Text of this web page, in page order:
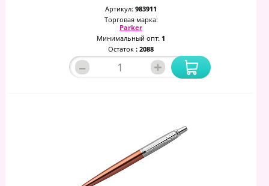
Артикул: 983911
Торговая марка:
Parker
Минимальный опт: 1
Остаток : 2088
– +